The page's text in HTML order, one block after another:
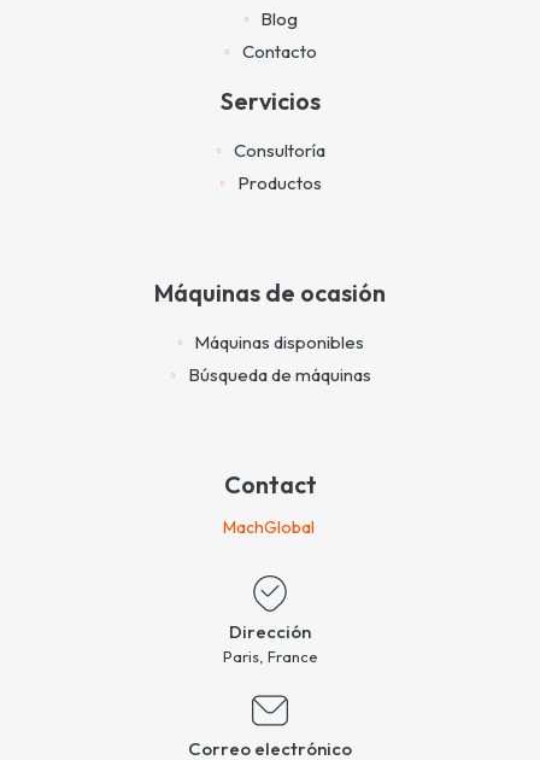
Blog
Contacto
Servicios
Consultoría
Productos
Máquinas de ocasión
Máquinas disponibles
Búsqueda de máquinas
Contact
MachGlobal
Dirección
Paris, France
Correo electrónico